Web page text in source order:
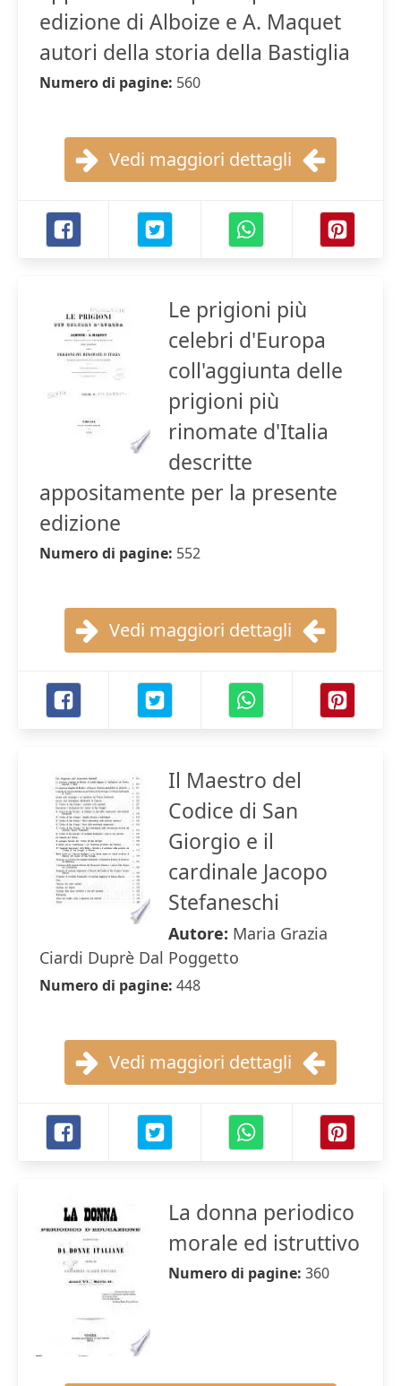
edizione di Alboize e A. Maquet
autori della storia della Bastiglia
Numero di pagine: 560
Vedi maggiori dettagli
Le prigioni più
celebri d'Europa
coll'aggiunta delle
prigioni più
rinomate d'Italia
descritte
appositamente per la presente
edizione
Numero di pagine: 552
Vedi maggiori dettagli
Il Maestro del
Codice di San
Giorgio e il
cardinale Jacopo
Stefaneschi
Autore: Maria Grazia
Ciardi Duprè Dal Poggetto
Numero di pagine: 448
Vedi maggiori dettagli
La donna periodico
morale ed istruttivo
Numero di pagine: 360